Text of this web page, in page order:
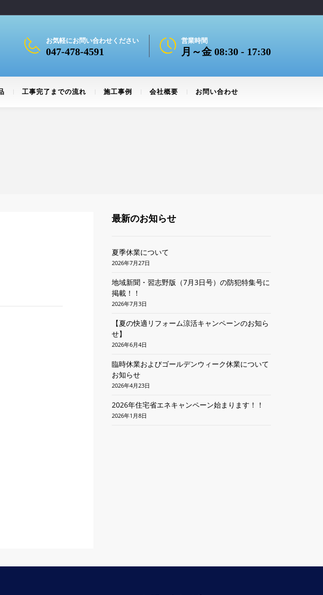
営業時間
月～金 08:30 - 17:30
お気軽にお問い合わせください
047-478-4591
工事完了までの流れ 施工事例 会社概要 お問い合わせ
最新のお知らせ
夏季休業について
2026年7月27日
地域新聞・習志野版（7月3日号）の防犯特集号に
掲載！！
2026年7月3日
【夏の快適リフォーム涼活キャンペーンのお知ら
せ】
2026年6月4日
臨時休業およびゴールデンウィーク休業について
お知らせ
2026年4月23日
2026年住宅省エネキャンペーン始まります！！
2026年1月8日